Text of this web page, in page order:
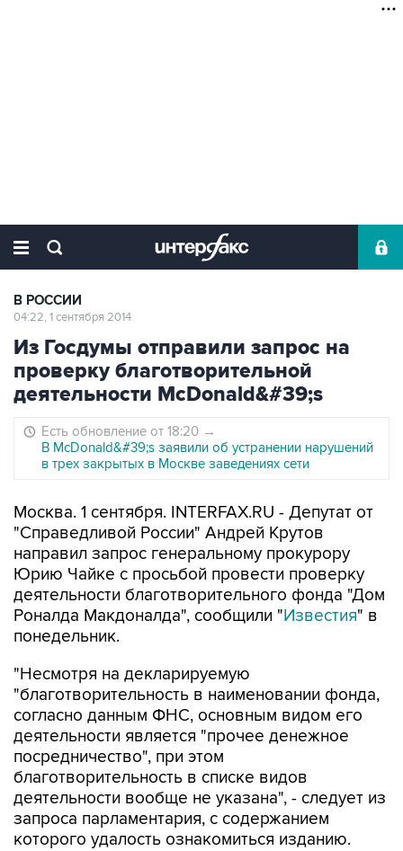
В РОССИИ
04:22, 1 сентября 2014
Из Госдумы отправили запрос на
проверку благотворительной
деятельности McDonald&#39;s
Есть обновление от 18:20 →
В McDonald&#39;s заявили об устранении нарушений
в трех закрытых в Москве заведениях сети
Москва. 1 сентября. INTERFAX.RU - Депутат от
"Справедливой России" Андрей Крутов
направил запрос генеральному прокурору
Юрию Чайке с просьбой провести проверку
деятельности благотворительного фонда "Дом
Роналда Макдоналда", сообщили "Известия" в
понедельник.
"Несмотря на декларируемую
"благотворительность в наименовании фонда,
согласно данным ФНС, основным видом его
деятельности является "прочее денежное
посредничество", при этом
благотворительность в списке видов
деятельности вообще не указана", - следует из
запроса парламентария, с содержанием
которого удалость ознакомиться изданию.